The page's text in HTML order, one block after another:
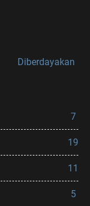
Diberdayakan
7
19
11
5